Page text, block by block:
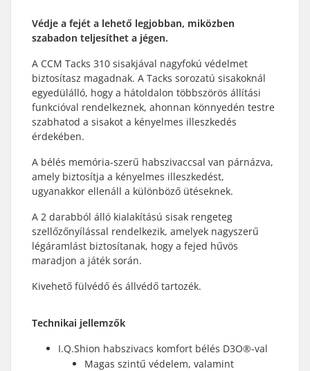
Védje a fejét a lehető legjobban, miközben
szabadon teljesíthet a jégen.
A CCM Tacks 310 sisakjával nagyfokú védelmet
biztosítasz magadnak. A Tacks sorozatú sisakoknál
egyedülálló, hogy a hátoldalon többszörös állítási
funkcióval rendelkeznek, ahonnan könnyedén testre
szabhatod a sisakot a kényelmes illeszkedés
érdekében.
A bélés memória-szerű habszivaccsal van párnázva,
amely biztosítja a kényelmes illeszkedést,
ugyanakkor ellenáll a különböző ütéseknek.
A 2 darabból álló kialakítású sisak rengeteg
szellőzőnyílással rendelkezik, amelyek nagyszerű
légáramlást biztosítanak, hogy a fejed hűvös
maradjon a játék során.
Kivehető fülvédő és állvédő tartozék.
Technikai jellemzők
I.Q.Shion habszivacs komfort bélés D3O®-val
Magas szintű védelem, valamint